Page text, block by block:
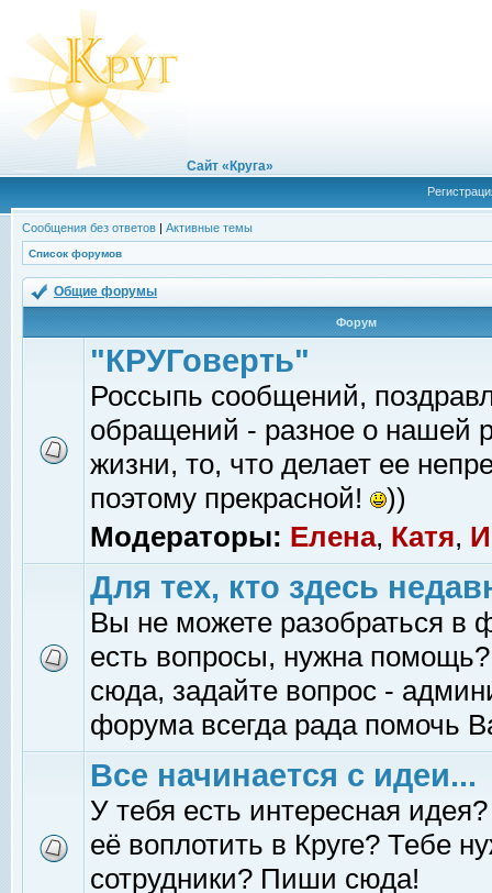
Сайт «Круга»
Сообщения без ответов | Активные темы
Список форумов
Общие форумы
Форум
"КРУГоверть"
Россыпь сообщений,
обращений - разное о нашей
жизни, то, что делает ее
поэтому прекрасной!
))
Модераторы: Елена, Катя,
Для тех, кто здесь
Вы не можете разобраться в
есть вопросы, нужна помощь?
сюда, задайте вопрос -
форума всегда рада помочь
Все начинается с идеи...
У тебя есть интересная
её воплотить в Круге? Тебе
сотрудники? Пиши сюда!